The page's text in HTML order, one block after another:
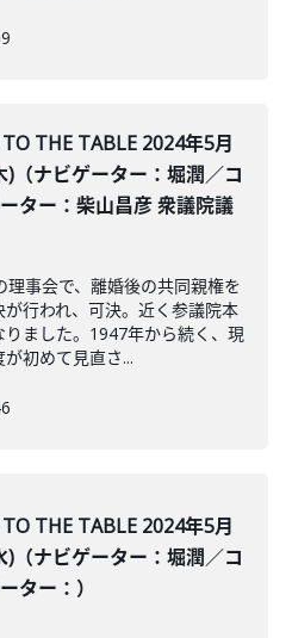
THE TABLE 2024年5月
)（ナビゲーター：堀潤／コ
ター：柴山昌彦 衆議院議
事会で、離婚後の共同親権を
行われ、可決。近く参議院本
ました。1947年から続く、現
初めて見直さ...
THE TABLE 2024年5月
)（ナビゲーター：堀潤／コ
ター：）